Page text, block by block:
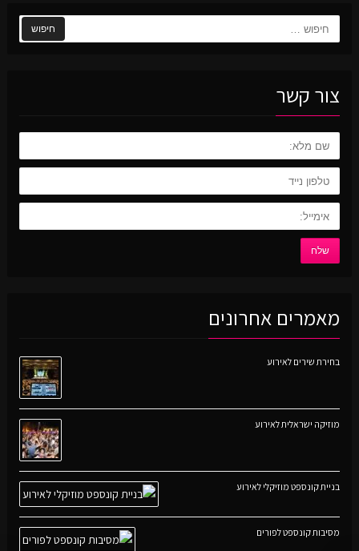
חיפוש:
צור קשר
מאמרים אחרונים
בחירת שירים לאירוע
מוזיקה ישראלית לאירוע
בניית קונספט מוזיקלי לאירוע
מסיבות קונספט לפורים